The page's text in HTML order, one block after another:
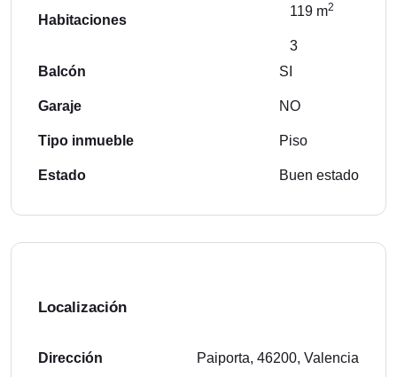
Habitaciones
119 m2
3
Balcón
Garaje
Tipo inmueble
Estado
SI
NO
Piso
Buen estado
Localización
Dirección Paiporta, 46200, Valencia